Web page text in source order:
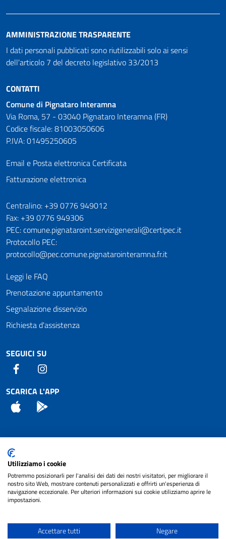
AMMINISTRAZIONE TRASPARENTE
I dati personali pubblicati sono riutilizzabili solo ai sensi
dell'articolo 7 del decreto legislativo 33/2013
CONTATTI
Comune di Pignataro Interamna
Via Roma, 57 - 03040 Pignataro Interamna (FR)
Codice fiscale: 81003050606
P.IVA: 01495250605
Email e Posta elettronica Certificata
Fatturazione elettronica
Numeri utili
Centralino: +39 0776 949012
Fax: +39 0776 949306
PEC: comune.pignataroint.servizigenerali@certipec.it
Protocollo PEC:
protocollo@pec.comune.pignatarointeramna.fr.it
Leggi le FAQ
Prenotazione appuntamento
Segnalazione disservizio
Richiesta d'assistenza
SEGUICI SU
Facebook
SCARICA L'APP
App Store
Attuazione Misure PNRR
Piano di miglioramento del sito
Note legali
cura diNET SMART
Utilizziamo i cookie
Potremmo posizionarli per l'analisi dei dati dei nostri visitatori, per migliorare il
nostro sito Web, mostrare contenuti personalizzati e offrirti un'esperienza di
navigazione eccezionale. Per ulteriori informazioni sui cookie utilizziamo aprire le
impostazioni.
Accettare tutti Negare